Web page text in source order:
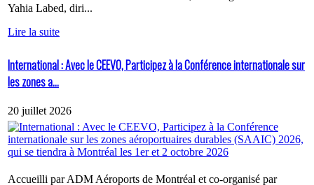
Yahia Labed, diri...
Lire la suite
International : Avec le CEEVO, Participez à la Conférence internationale sur
les zones a...
20 juillet 2026
Accueilli par ADM Aéroports de Montréal et co-organisé par